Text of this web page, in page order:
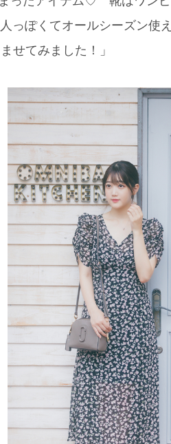
っぽくてオールシーズン使
せてみました！」